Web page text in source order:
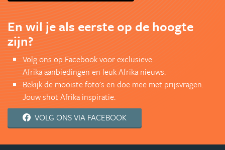
En wil je als eerste op de hoogte
zijn?
Volg ons op Facebook voor exclusieve
Afrika aanbiedingen en leuk Afrika nieuws.
Bekijk de mooiste foto's en doe mee met prijsvragen.
Jouw shot Afrika inspiratie.
VOLG ONS VIA FACEBOOK